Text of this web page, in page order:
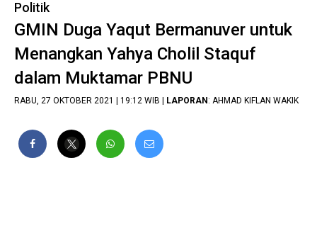
Politik
GMIN Duga Yaqut Bermanuver untuk
Menangkan Yahya Cholil Staquf
dalam Muktamar PBNU
RABU, 27 OKTOBER 2021 | 19:12 WIB | LAPORAN: AHMAD KIFLAN WAKIK